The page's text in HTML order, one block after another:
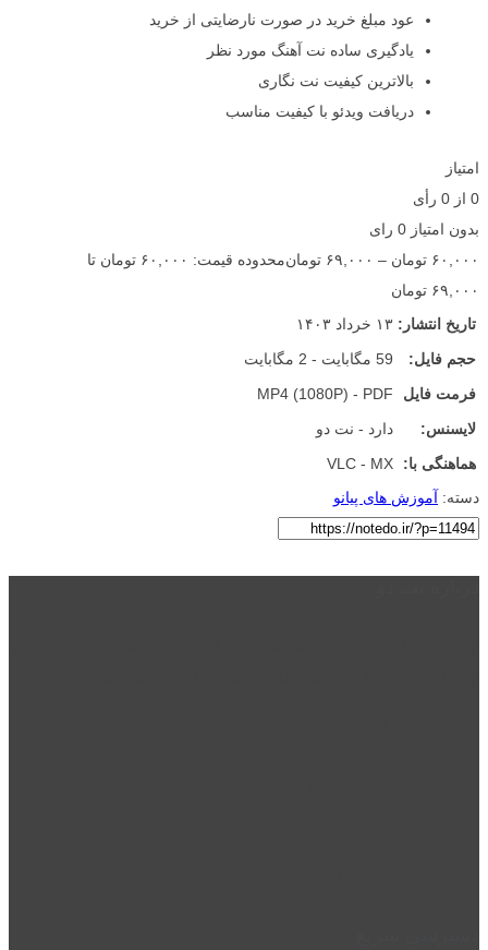
عود مبلغ خرید در صورت نارضایتی از خرید
یادگیری ساده نت آهنگ مورد نظر
بالاترین کیفیت نت نگاری
دریافت ویدئو با کیفیت مناسب
امتیاز
0 از 0 رأی
بدون امتیاز 0 رای
۶۰,۰۰۰ تومان – ۶۹,۰۰۰ تومان
محدوده قیمت: ۶۰,۰۰۰ تومان تا
۶۹,۰۰۰ تومان
تاریخ انتشار: ۱۳ خرداد ۱۴۰۳
حجم فایل:
59 مگابایت - 2 مگابایت
فرمت فایل
MP4 (1080P) - PDF
لایسنس:
دارد - نت دو
هماهنگی با:
VLC - MX
دسته: آموزش های پیانو